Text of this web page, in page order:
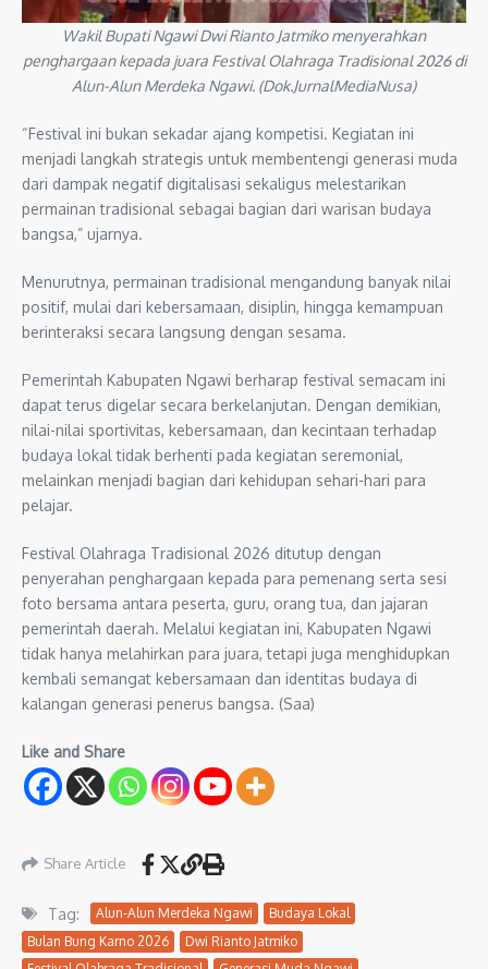
Wakil Bupati Ngawi Dwi Rianto Jatmiko menyerahkan
penghargaan kepada juara Festival Olahraga Tradisional 2026 di
Alun-Alun Merdeka Ngawi. (Dok.JurnalMediaNusa)
“Festival ini bukan sekadar ajang kompetisi. Kegiatan ini
menjadi langkah strategis untuk membentengi generasi muda
dari dampak negatif digitalisasi sekaligus melestarikan
permainan tradisional sebagai bagian dari warisan budaya
bangsa,” ujarnya.
Menurutnya, permainan tradisional mengandung banyak nilai
positif, mulai dari kebersamaan, disiplin, hingga kemampuan
berinteraksi secara langsung dengan sesama.
Pemerintah Kabupaten Ngawi berharap festival semacam ini
dapat terus digelar secara berkelanjutan. Dengan demikian,
nilai-nilai sportivitas, kebersamaan, dan kecintaan terhadap
budaya lokal tidak berhenti pada kegiatan seremonial,
melainkan menjadi bagian dari kehidupan sehari-hari para
pelajar.
Festival Olahraga Tradisional 2026 ditutup dengan
penyerahan penghargaan kepada para pemenang serta sesi
foto bersama antara peserta, guru, orang tua, dan jajaran
pemerintah daerah. Melalui kegiatan ini, Kabupaten Ngawi
tidak hanya melahirkan para juara, tetapi juga menghidupkan
kembali semangat kebersamaan dan identitas budaya di
kalangan generasi penerus bangsa. (Saa)
Like and Share
Share Article
Tag: Alun-Alun Merdeka Ngawi
Budaya Lokal
Bulan Bung Karno 2026
Dwi Rianto Jatmiko